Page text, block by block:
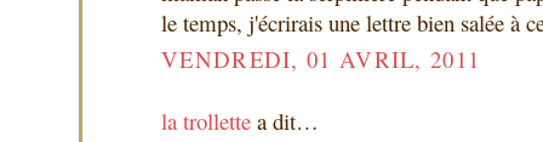
le temps, j'écrirais une lettre bien salée
VENDREDI, 01 AVRIL, 2011
la trollette a dit…